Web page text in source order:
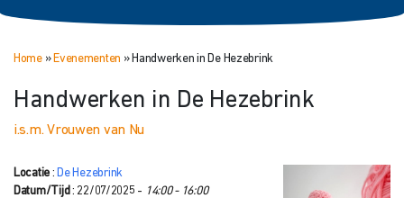
Home» Evenementen » Handwerken in De Hezebrink
Handwerken in De Hezebrink
i.s.m. Vrouwen van Nu
Locatie : De Hezebrink
Datum/Tijd : 22/07/2025 - 14:00 - 16:00